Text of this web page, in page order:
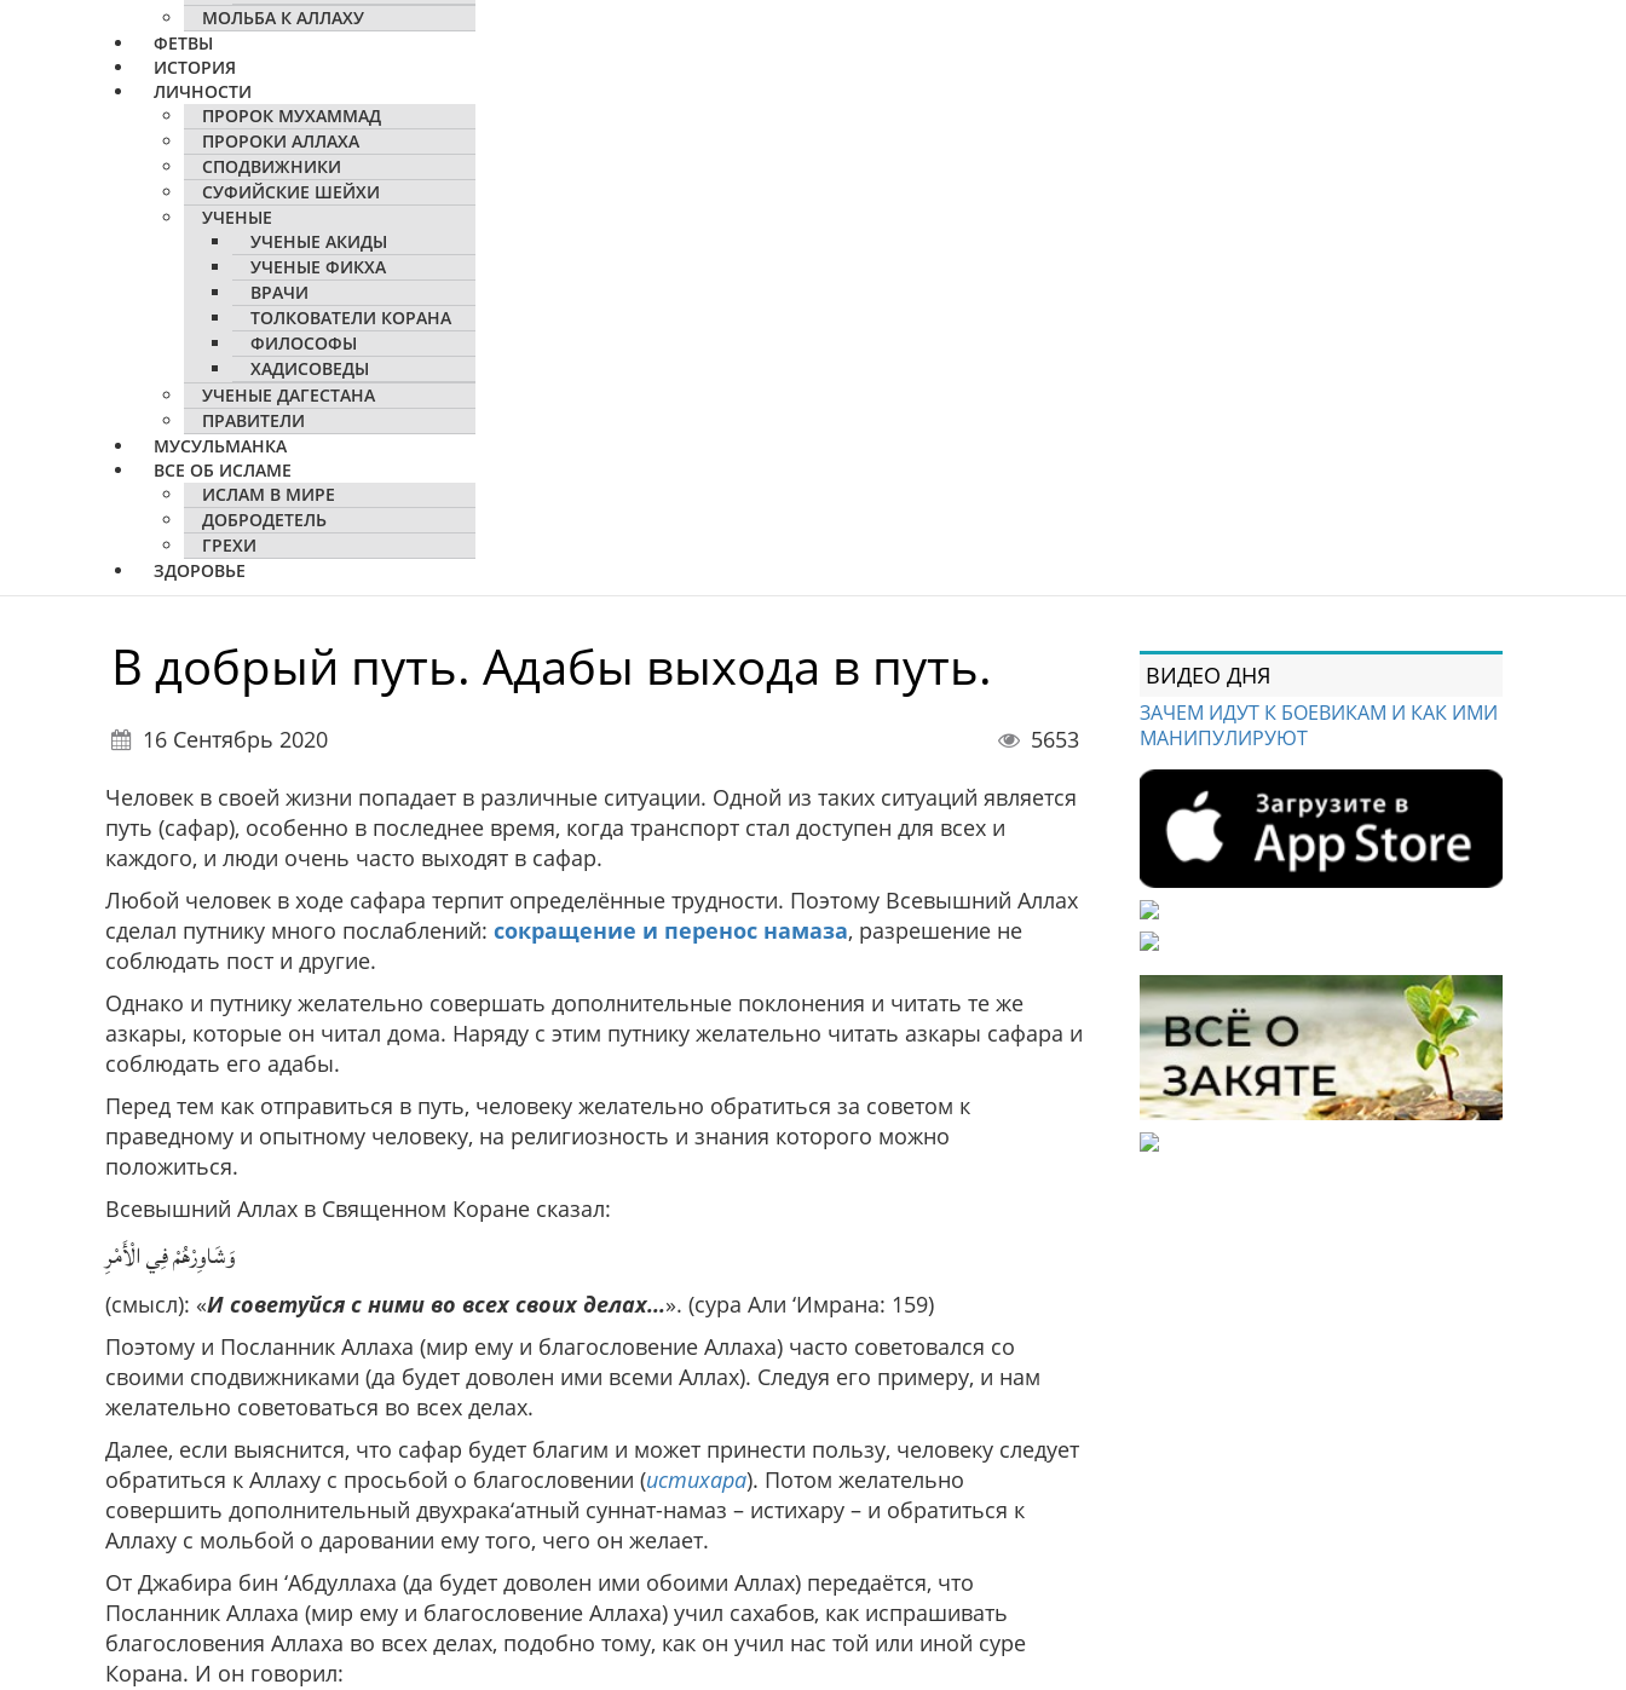
МОЛЬБА К АЛЛАХУ
ФЕТВЫ
ИСТОРИЯ
ЛИЧНОСТИ
ПРОРОК МУХАММАД
ПРОРОКИ АЛЛАХА
СПОДВИЖНИКИ
СУФИЙСКИЕ ШЕЙХИ
УЧЕНЫЕ
УЧЕНЫЕ АКИДЫ
УЧЕНЫЕ ФИКХА
ВРАЧИ
ТОЛКОВАТЕЛИ КОРАНА
ФИЛОСОФЫ
ХАДИСОВЕДЫ
УЧЕНЫЕ ДАГЕСТАНА
ПРАВИТЕЛИ
МУСУЛЬМАНКА
ВСЕ ОБ ИСЛАМЕ
ИСЛАМ В МИРЕ
ДОБРОДЕТЕЛЬ
ГРЕХИ
ЗДОРОВЬЕ
В добрый путь. Адабы выхода в путь.
16 Сентябрь 2020
5653
Человек в своей жизни попадает в различные ситуации. Одной из таких ситуаций является
путь (сафар), особенно в последнее время, когда транспорт стал доступен для всех и
каждого, и люди очень часто выходят в сафар.
Любой человек в ходе сафара терпит определённые трудности. Поэтому Всевышний Аллах
сделал путнику много послаблений: сокращение и перенос намаза, разрешение не
соблюдать пост и другие.
Однако и путнику желательно совершать дополнительные поклонения и читать те же
азкары, которые он читал дома. Наряду с этим путнику желательно читать азкары сафара и
соблюдать его адабы.
Перед тем как отправиться в путь, человеку желательно обратиться за советом к
праведному и опытному человеку, на религиозность и знания которого можно
положиться.
Всевышний Аллах в Священном Коране сказал:
وَشَاوِرْهُمْ فِي الْأَمْرِ
(смысл): «И советуйся с ними во всех своих делах...». (сура Али ‘Имрана: 159)
Поэтому и Посланник Аллаха (мир ему и благословение Аллаха) часто советовался со
своими сподвижниками (да будет доволен ими всеми Аллах). Следуя его примеру, и нам
желательно советоваться во всех делах.
Далее, если выяснится, что сафар будет благим и может принести пользу, человеку следует
обратиться к Аллаху с просьбой о благословении (истихара). Потом желательно
совершить дополнительный двухрака‘атный суннат-намаз – истихару – и обратиться к
Аллаху с мольбой о даровании ему того, чего он желает.
От Джабира бин ‘Абдуллаха (да будет доволен ими обоими Аллах) передаётся, что
Посланник Аллаха (мир ему и благословение Аллаха) учил сахабов, как испрашивать
благословения Аллаха во всех делах, подобно тому, как он учил нас той или иной суре
Корана. И он говорил:
ВИДЕО ДНЯ
ЗАЧЕМ ИДУТ К БОЕВИКАМ И КАК ИМИ
МАНИПУЛИРУЮТ